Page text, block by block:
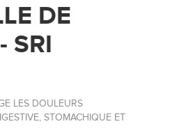
DE
SRI
LES DOULEURS
STOMACHIQUE ET